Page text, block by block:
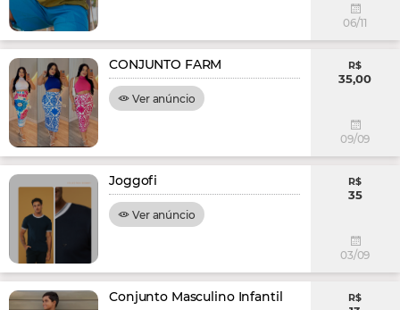
06/11
CONJUNTO FARM
Ver anúncio
R$
35,00
09/09
Joggofi
Ver anúncio
R$
35
03/09
Conjunto Masculino Infantil R$